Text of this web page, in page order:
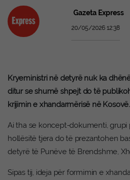
Gazeta Express
20/05/2026 12:38
Kryeministri në detyrë nuk ka
ditur se shumë shpejt do të
krijimin e xhandarmërisë në Kosovë.
Ai tha se koncept-dokumenti, grupi
hollësitë tjera do të prezantohen
detyrë të Punëve të Brendshme,
Sipas tij, ideja për formimin e